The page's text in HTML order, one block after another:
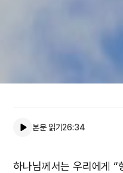
본문 읽기26:34
하나님께서는 우리에게 “